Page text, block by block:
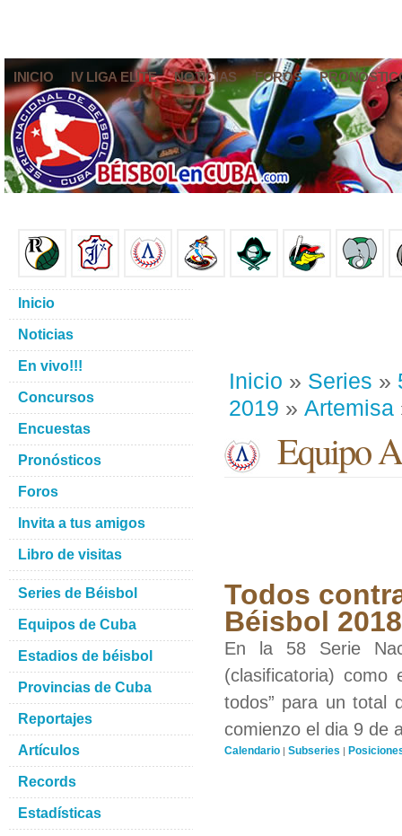
INICIO IV LIGA ELITE NOTICIAS FOROS
Inicio » Series »
2019 » Artemisa
Equipo
Todos
Béisbol
En la 58 Serie
(clasificatoria) como
todos” para un total
comienzo el dia 9 de
Calendario | Subseries |
Inicio
Noticias
En vivo!!!
Concursos
Encuestas
Pronósticos
Foros
Invita a tus amigos
Libro de visitas
Series de Béisbol
Equipos de Cuba
Estadios de béisbol
Provincias de Cuba
Reportajes
Artículos
Records
Estadísticas